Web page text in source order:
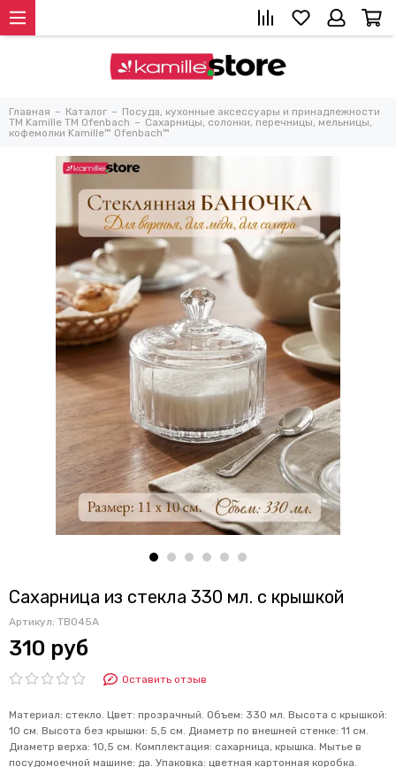
Главная Каталог
Посуда, кухонные аксессуары и принадлежности
TM Kamille TM Ofenbach
Сахарницы, солонки, перечницы, мельницы,
кофемолки Kamille™ Ofenbach™
Сахарница из стекла 330 мл. с крышкой
Артикул: TB045A
310 руб
Оставить отзыв
Материал: стекло. Цвет: прозрачный. Объем: 330 мл. Высота с крышкой:
10 см. Высота без крышки: 5,5 см. Диаметр по внешней стенке: 11 см.
Диаметр верха: 10,5 см. Комплектация: сахарница, крышка. Мытье в
посудомоечной машине: да. Упаковка: цветная картонная коробка.